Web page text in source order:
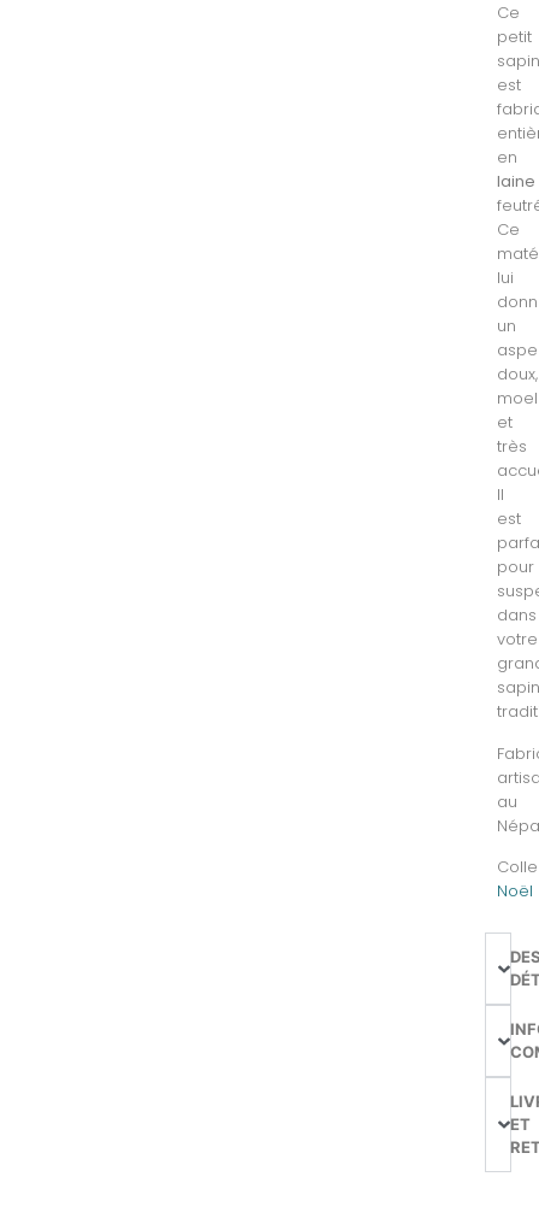
Ce
petit
est
en
laine
Ce
lui
un
doux,
et
très
Il
est
pour
dans
votre
au
Noël
ET